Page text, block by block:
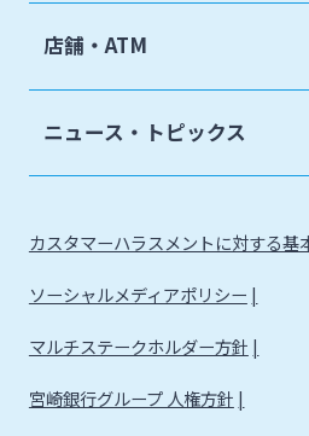
店舗・ATM
ニュース・トピックス
カスタマーハラスメントに対する基
ソーシャルメディアポリシー
マルチステークホルダー方針
宮崎銀行グループ 人権方針